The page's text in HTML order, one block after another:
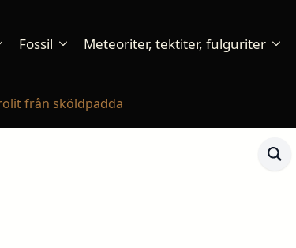
Fossil Meteoriter, tektiter, fulguriter
från sköldpadda